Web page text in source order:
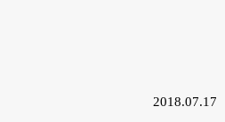
2018.07.17